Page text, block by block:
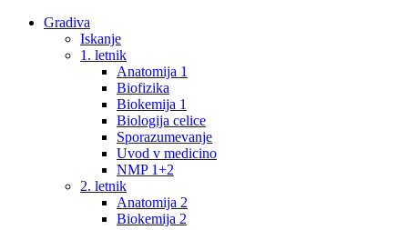
Gradiva
Iskanje
1. letnik
Anatomija 1
Biofizika
Biokemija 1
Biologija celice
Sporazumevanje
Uvod v medicino
NMP 1+2
2. letnik
Anatomija 2
Biokemija 2